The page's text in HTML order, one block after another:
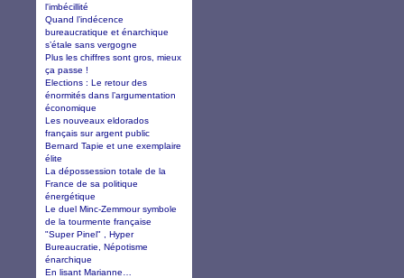
l'imbécillité
Quand l’indécence
bureaucratique et énarchique
s’étale sans vergogne
Plus les chiffres sont gros, mieux
ça passe !
Elections : Le retour des
énormités dans l’argumentation
économique
Les nouveaux eldorados
français sur argent public
Bernard Tapie et une exemplaire
élite
La dépossession totale de la
France de sa politique
énergétique
Le duel Minc-Zemmour symbole
de la tourmente française
"Super Pinel" , Hyper
Bureaucratie, Népotisme
énarchique
En lisant Marianne…